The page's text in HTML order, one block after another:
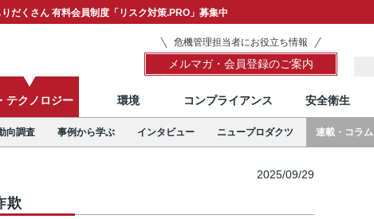
だくさん 有料会員制度「リスク対策.PRO」募集中
危機管理担当者にお役立ち情報
メルマガ・会員登録のご案内
テクノロジー 環境 コンプライアンス 安全衛生
向調査 事例から学ぶ インタビュー ニュープロダクツ 連載・コラム
2025/09/29
欺